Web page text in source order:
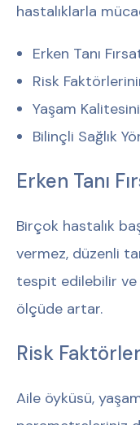
hastalıklarla
Erken Tanı
Risk
Yaşam
Bilinçli Sağlık
Erken Tanı
Birçok hastalık
vermez, düzenli
tespit edilebilir ve
ölçüde artar.
Risk
Aile öyküsü,